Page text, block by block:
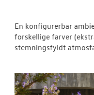
En konfigurerbar
forskellige farver
stemningsfyldt